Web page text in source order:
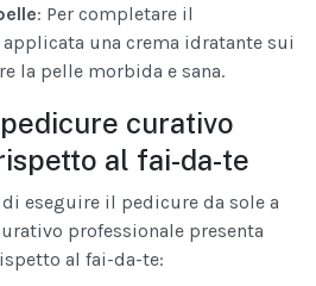
: Per completare il
una crema idratante sui
la pelle morbida e sana.
curativo
al fai-da-te
eseguire il pedicure da sole a
professionale presenta
al fai-da-te: